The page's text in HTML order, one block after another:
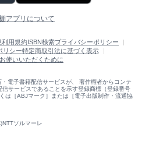
アプリについて
利用規約ISBN検索プライバシーポリシー
リシー特定商取引法に基づく表示
使いいただくために
電子書籍配信サービスが、 著作権者からコンテ
信サービスであることを示す登録商標（登録番号
は［ABJマーク］または［電子出版制作・流通協
ソルマーレ